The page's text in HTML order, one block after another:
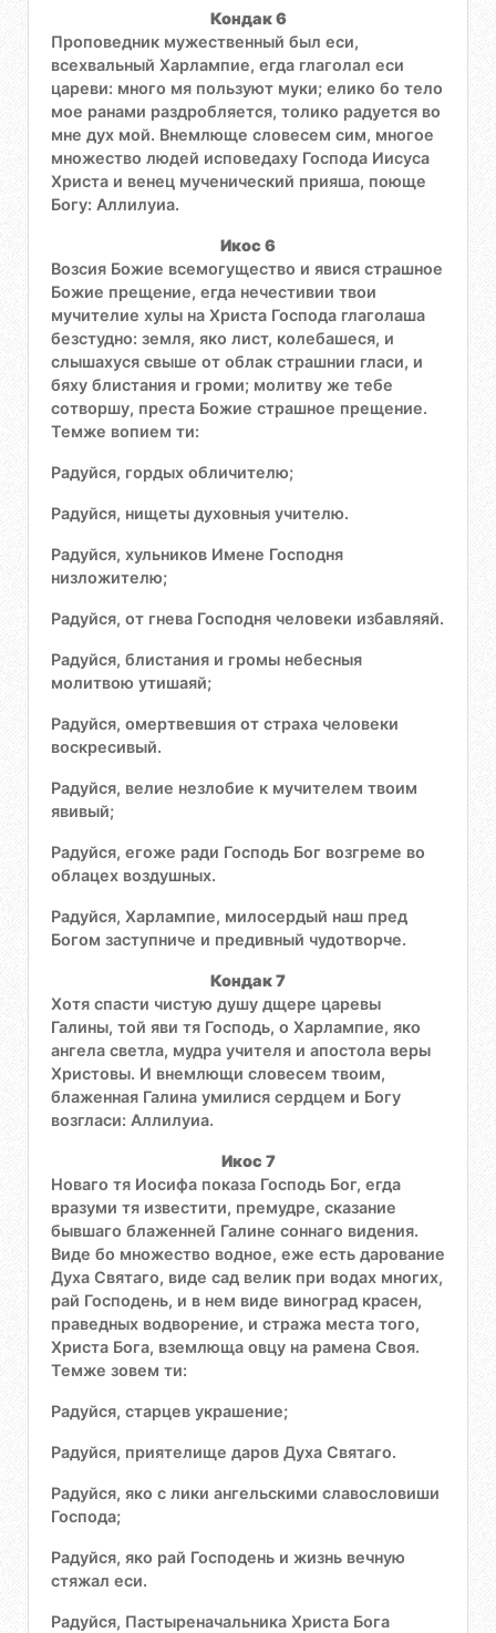
Кондак 6
Проповедник мужественный был еси,
всехвальный Харлампие, егда глаголал еси
цареви: много мя пользуют муки; елико бо тело
мое ранами раздробляется, толико радуется во
мне дух мой. Внемлюще словесем сим, многое
множество людей исповедаху Господа Иисуса
Христа и венец мученический прияша, поюще
Богу: Аллилуиа.
Икос 6
Возсия Божие всемогущество и явися страшное
Божие прещение, егда нечестивии твои
мучителие хулы на Христа Господа глаголаша
безстудно: земля, яко лист, колебашеся, и
слышахуся свыше от облак страшнии гласи, и
бяху блистания и громи; молитву же тебе
сотворшу, преста Божие страшное прещение.
Темже вопием ти:
Радуйся, гордых обличителю;
Радуйся, нищеты духовныя учителю.
Радуйся, хульников Имене Господня
низложителю;
Радуйся, от гнева Господня человеки избавляяй.
Радуйся, блистания и громы небесныя
молитвою утишаяй;
Радуйся, омертвевшия от страха человеки
воскресивый.
Радуйся, велие незлобие к мучителем твоим
явивый;
Радуйся, егоже ради Господь Бог возгреме во
облацех воздушных.
Радуйся, Харлампие, милосердый наш пред
Богом заступниче и предивный чудотворче.
Кондак 7
Хотя спасти чистую душу дщере царевы
Галины, той яви тя Господь, о Харлампие, яко
ангела светла, мудра учителя и апостола веры
Христовы. И внемлющи словесем твоим,
блаженная Галина умилися сердцем и Богу
возгласи: Аллилуиа.
Икос 7
Новаго тя Иосифа показа Господь Бог, егда
вразуми тя известити, премудре, сказание
бывшаго блаженней Галине соннаго видения.
Виде бо множество водное, еже есть дарование
Духа Святаго, виде сад велик при водах многих,
рай Господень, и в нем виде виноград красен,
праведных водворение, и стража места того,
Христа Бога, вземлюща овцу на рамена Своя.
Темже зовем ти:
Радуйся, старцев украшение;
Радуйся, приятелище даров Духа Святаго.
Радуйся, яко с лики ангельскими славословиши
Господа;
Радуйся, яко рай Господень и жизнь вечную
стяжал еси.
Радуйся, Пастыреначальника Христа Бога